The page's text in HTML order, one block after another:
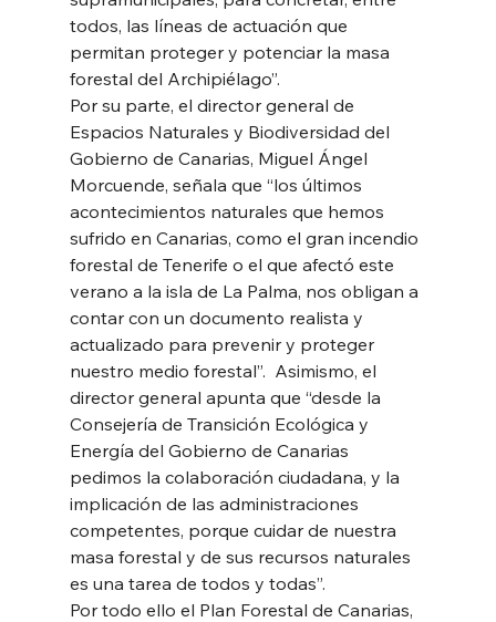
todos, las líneas de actuación que
permitan proteger y potenciar la masa
forestal del Archipiélago”.
Por su parte, el director general de
Espacios Naturales y Biodiversidad del
Gobierno de Canarias, Miguel Ángel
Morcuende, señala que “los últimos
acontecimientos naturales que hemos
sufrido en Canarias, como el gran incendio
forestal de Tenerife o el que afectó este
verano a la isla de La Palma, nos obligan a
contar con un documento realista y
actualizado para prevenir y proteger
nuestro medio forestal”.  Asimismo, el
director general apunta que “desde la
Consejería de Transición Ecológica y
Energía del Gobierno de Canarias
pedimos la colaboración ciudadana, y la
implicación de las administraciones
competentes, porque cuidar de nuestra
masa forestal y de sus recursos naturales
es una tarea de todos y todas”.
Por todo ello el Plan Forestal de Canarias,